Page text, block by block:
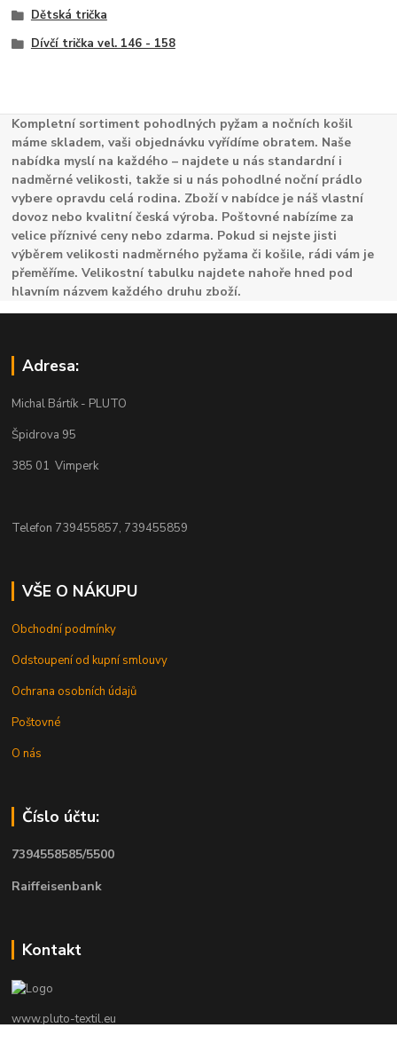
Dětská trička
Dívčí trička vel. 146 - 158
Kompletní sortiment pohodlných pyžam a nočních košil
máme skladem, vaši objednávku vyřídíme obratem. Naše
nabídka myslí na každého – najdete u nás standardní i
nadměrné velikosti, takže si u nás pohodlné noční prádlo
vybere opravdu celá rodina. Zboží v nabídce je náš vlastní
dovoz nebo kvalitní česká výroba. Poštovné nabízíme za
velice příznivé ceny nebo zdarma. Pokud si nejste jisti
výběrem velikosti nadměrného pyžama či košile, rádi vám je
přeměříme. Velikostní tabulku najdete nahoře hned pod
hlavním názvem každého druhu zboží.
Adresa:
Michal Bártík - PLUTO
Špidrova 95
385 01 Vimperk
Telefon 739455857, 739455859
VŠE O NÁKUPU
Obchodní podmínky
Odstoupení od kupní smlouvy
Ochrana osobních údajů
Poštovné
O nás
Číslo účtu:
7394558585/5500
Raiffeisenbank
Kontakt
www.pluto-textil.eu